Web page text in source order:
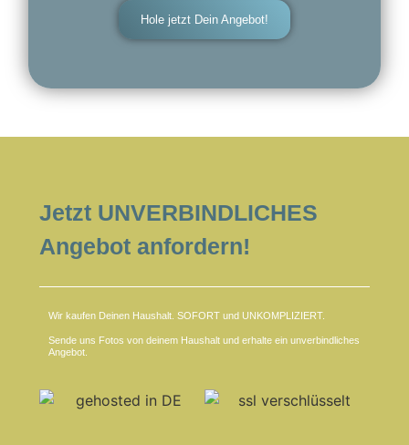
Hole jetzt Dein Angebot!
Jetzt UNVERBINDLICHES
Angebot anfordern!
Wir kaufen Deinen Haushalt. SOFORT und UNKOMPLIZIERT.
Sende uns Fotos von deinem Haushalt und erhalte ein unverbindliches
Angebot.